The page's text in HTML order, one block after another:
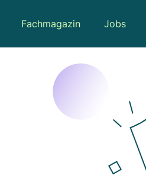
Fachmagazin Jobs